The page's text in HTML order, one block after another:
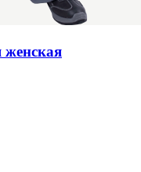
женская